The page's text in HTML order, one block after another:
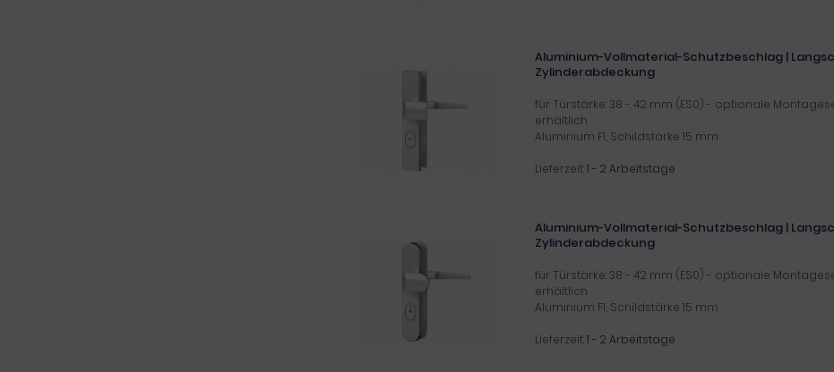
Aluminium-Vollmaterial-Schutzbeschlag |
Zylinderabdeckung
für Türstärke: 38 - 42 mm (ES0) - optionale
erhältlich
Aluminium F1, Schildstärke 15 mm
Lieferzeit:1 - 2 Arbeitstage
Aluminium-Vollmaterial-Schutzbeschlag |
Zylinderabdeckung
für Türstärke: 38 - 42 mm (ES0) - optionale
erhältlich
Aluminium F1, Schildstärke 15 mm
Lieferzeit:1 - 2 Arbeitstage